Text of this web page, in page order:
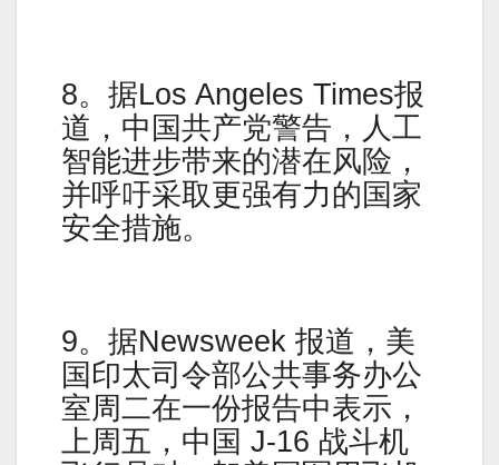
8。据Los Angeles Times报
道，中国共产党警告，人工
智能进步带来的潜在风险，
并呼吁采取更强有力的国家
安全措施。
9。据Newsweek 报道，美
国印太司令部公共事务办公
室周二在一份报告中表示，
上周五，中国 J-16 战斗机